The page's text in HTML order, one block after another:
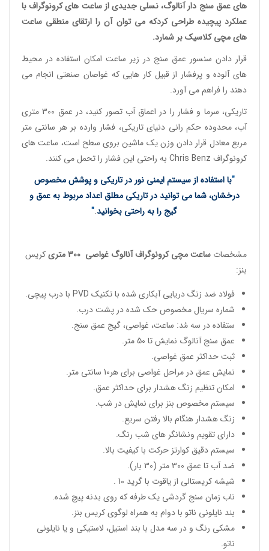
های عمق سنج دار آنالوگ، نسلی جدیدی ازساعت های کرونوگرافبا
عملکرد پیچیده طراحی کردکه می توان آن را ارتقای منطقی ساعت
های مچی کلاسیکبر شمارد.
قرار دادن سنسور عمق سنج در زیر ساعت امکان استفاده در محیط
های آلوده و پرفشار از قبیل کار هایی که غواصان صنعتی انجام می
دهند را فراهم می آورد.
تاریکی، سرما و فشار را در اعماق آب تصور کنید، در عمق 300 متری
آب، محدوده حکم رانی دنیای تاریکی، فشار وارده بر هر سانتی متر
مربع معادل قرار دادن وزن یک ماشین بروی سطح است، ساعت های
کرونوگراف Chris Benz به راحتی این فشار را تحمل می کنند.
"با استفاده از سیستم ایمنی نور در تاریکی و پوشش مخصوص
درخشان، شما می توانید در تاریکی مطلق اعداد مربوط به عمق و
گیج را به راحتی بخوانید.
"
مشخصات ساعت مچی کرونوگراف آنالوگ غواصی 300 متری
کریس
بنز:
فولاد ضد زنگ دریایی آبکاری شده با تکنیک PVD با درب پیچی.
شماره سریال مخصوص حک شده در پشت درب.
ستفاده در سه مُد: ساعت، غواصی، گیج عمق سنج.
عمق سنج آنالوگ نمایش تا 50 متر.
ثبت حداکثر عمق غواصی.
نمایش عمق در مراحل غواصی برای هر10 سانتی متر.
امکان تنظیم زنگ هشدار برای حداکثر عمق.
سیستم مخصوص بنز برای نمایش در شب.
زنگ هشدار هنگام بالا رفتن سریع.
دارای تقویم ونشانگر های شب رنگ.
سیستم دقیق کوارتز حرکت با کیفیت بالا.
ضد آب تا عمق 300 متر (30 بار).
شیشه کریستالی از یاقوت با گرید 10 .
ناب زمان سنج گردشی یک طرفه که روی بدنه پیچ شده.
بند نایلونی ناتو با دوام به همراه لوگوی کریس بنز.
مشکی رنگ و در سه مدل با بند استیل، لاستیکی و یا نایلونی
ناتو.